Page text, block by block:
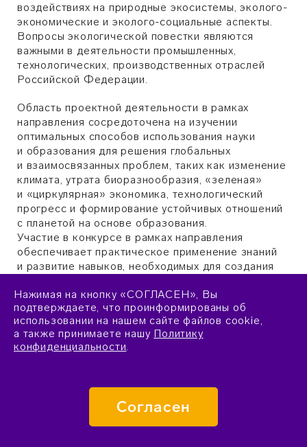
воздействиях на природные экосистемы, эколого-
экономические и эколого-социальные аспекты.
Вопросы экологической повестки являются
важными в деятельности промышленных,
технологических, производственных отраслей
Российской Федерации.
Область проектной деятельности в рамках
направления сосредоточена на изучении
оптимальных способов использования науки
и образования для решения глобальных
и взаимосвязанных проблем, таких как изменение
климата, утрата биоразнообразия, «зеленая»
и «циркулярная» экономика, технологический
прогресс и формирование устойчивых отношений
с планетой на основе образования.
Участие в конкурсе в рамках направления
обеспечивает практическое применение знаний
и развитие навыков, необходимых для создания
области. Участники конкурса становятся частью
активного сообщества, работающего над
устойчивым будущим для нашей планеты.
Агропромышленные и биотехнологии
Руководитель
Нажимая на кнопку «СОГЛАСЕН», Вы
подтверждаете, что проинформированы об
использовании на нашем сайте файлов cookie,
а также принимаете нашу Политику
конфиденциальности.
Согласен